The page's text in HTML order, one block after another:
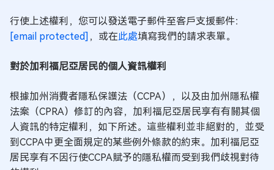
行使上述權利，您可以發送電子郵件至客戶支援郵件：
[email protected] ，或在此處填寫我們的請求表單。
對於加利福尼亞居民的個人資訊權利
根據加州消費者隱私保護法（CCPA），以及由加州隱私權
法案（CPRA）修訂的內容，加利福尼亞居民享有有關其個
人資訊的特定權利，如下所述。這些權利並非絕對的，並受
到CCPA中更全面規定的某些例外條款的約束。加利福尼亞
居民享有不因行使CCPA賦予的隱私權而受到我們歧視對待